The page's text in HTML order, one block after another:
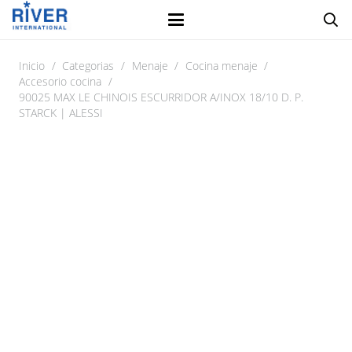
Inicio / Categorias / Menaje / Cocina menaje /
Accesorio cocina /
90025 MAX LE CHINOIS ESCURRIDOR A/INOX 18/10 D. P.
STARCK | ALESSI